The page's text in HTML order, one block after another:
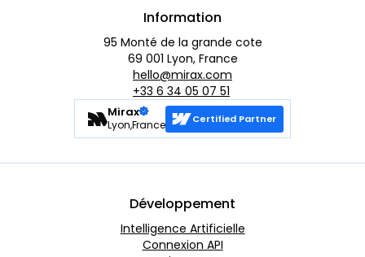
Développement
Intelligence Artificielle
Connexion API
Information
95 Monté de la grande cote
69 001 Lyon, France
hello@mirax.com
+33 6 34 05 07 51
Mirax
Lyon,France Certified Partner